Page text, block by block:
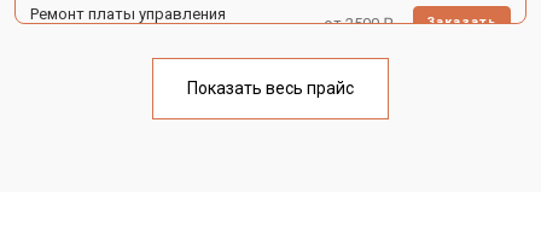
Ремонт платы управления
от 2500 ₽ Заказать
Замена аккумулятора от 1000 ₽
Показать весь прайс